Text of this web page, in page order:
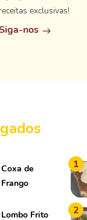
receitas exclusivas!
nos
Coxa de
Frango
Lombo Frito
1
2